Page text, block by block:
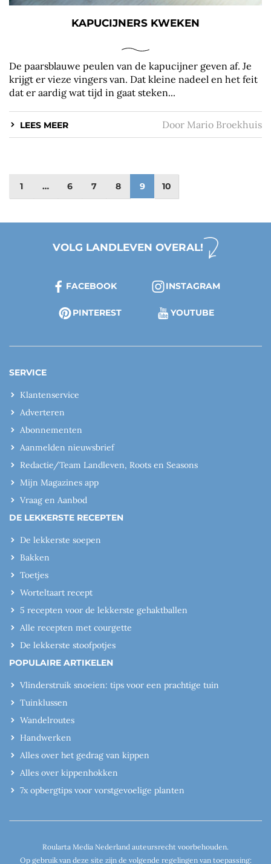
KAPUCIJNERS KWEKEN
De paarsblauwe peulen van de kapucijner geven af. Je
krijgt er vieze vingers van. Dat kleine nadeel en het feit
dat er aardig wat tijd in gaat steken...
LEES MEER Door Mario Broekhuis
1 … 6 7 8 9 10
VOLG LANDLEVEN OVERAL!
FACEBOOK INSTAGRAM
PINTEREST YOUTUBE
SERVICE
Klantenservice
Adverteren
Abonnementen
Aanmelden nieuwsbrief
Redactie/Team Landleven, Roots en Seasons
Mijn Magazines app
Vraag en Aanbod
DE LEKKERSTE RECEPTEN
De lekkerste soepen
Bakken
Toetjes
Worteltaart recept
5 recepten voor de lekkerste gehaktballen
Alle recepten met courgette
De lekkerste stoofpotjes
POPULAIRE ARTIKELEN
Vlinderstruik snoeien: tips voor een prachtige tuin
Tuinklussen
Wandelroutes
Handwerken
Alles over het gedrag van kippen
Alles over kippenhokken
7x opbergtips voor vorstgevoelige planten
Roularta Media Nederland auteursrecht voorbehouden.
Op gebruik van deze site zijn de volgende regelingen van toepassing: